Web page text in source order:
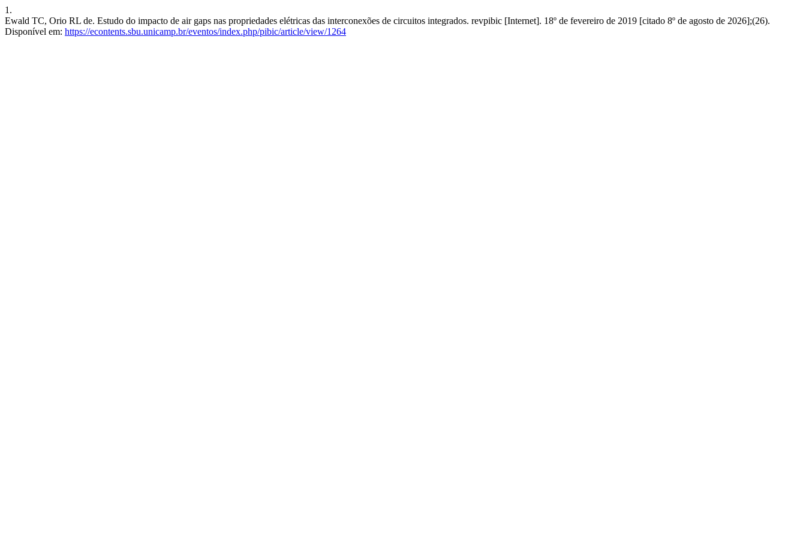
1.
Ewald TC, Orio RL de. Estudo do impacto de air gaps nas propriedades elétricas das interconexões de circuitos integrados. revpibic [Internet]. 18º de fevereiro de 2019 [citado 8º de agosto de 2026];(26).
Disponível em: https://econtents.sbu.unicamp.br/eventos/index.php/pibic/article/view/1264